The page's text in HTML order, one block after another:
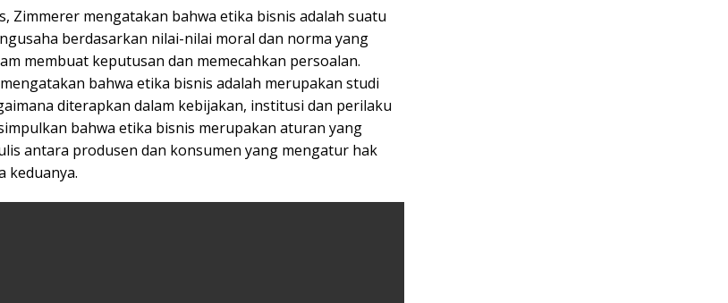
Zimmerer mengatakan bahwa etika bisnis adalah suatu
berdasarkan nilai-nilai moral dan norma yang
membuat keputusan dan memecahkan persoalan.
bahwa etika bisnis adalah merupakan studi
diterapkan dalam kebijakan, institusi dan perilaku
bahwa etika bisnis merupakan aturan yang
antara produsen dan konsumen yang mengatur hak
keduanya.